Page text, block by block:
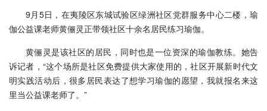
9月5日，在夷陵区东城试验区绿洲社区党群服务中心二楼，瑜
伽公益课老师黄俪灵正带领社区十余名居民练习瑜伽。
黄俪灵是该社区的居民，同时也是一位资深的瑜伽教练。她告
诉记者，“这个场所是社区免费提供大家使用的，社区开展新时代文
明实践活动后，很多居民表达了想学习瑜伽的愿望，我就报名来这
里当公益课老师了。”